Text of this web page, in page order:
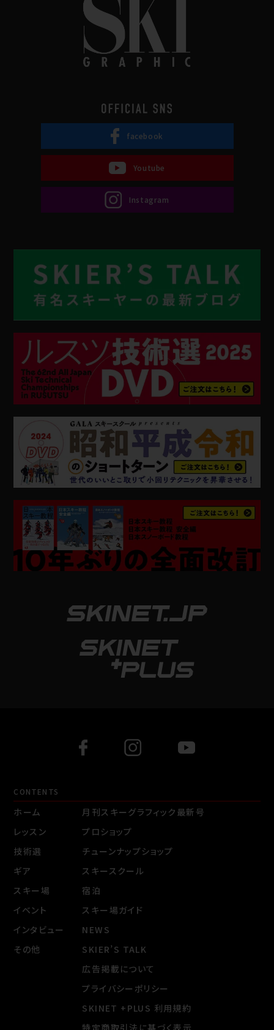
facebook
Youtube
Instagram
CONTENTS
ホーム
レッスン
技術選
ギア
スキー場
イベント
インタビュー
その他
月刊スキーグラフィック最新号
プロショップ
チューンナップショップ
スキースクール
宿泊
スキー場ガイド
NEWS
SKIER’S TALK
広告掲載について
プライバシーポリシー
SKINET +PLUS 利用規約
特定商取引法に基づく表示